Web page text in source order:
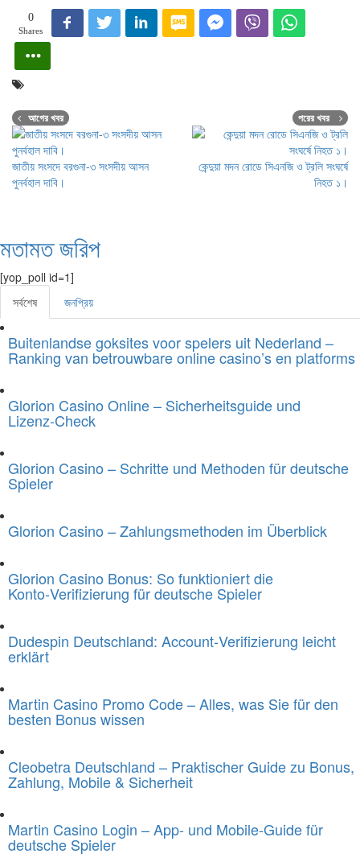
0
Shares
আগের খবর
জাতীয় সংসদে বরগুনা-৩ সংসদীয় আসন
পুনর্বহাল দাবি।
পরের খবর
কেন্দুয়া মদন রোডে সিএনজি ও ট্রলি সংঘর্ষে
নিহত ১।
মতামত জরিপ
[yop_poll id=1]
সর্বশেষ
জনপ্রিয়
Buitenlandse goksites voor spelers uit Nederland –
Ranking van betrouwbare online casino’s en platforms
Glorion Casino Online – Sicherheitsguide und
Lizenz‑Check
Glorion Casino – Schritte und Methoden für deutsche
Spieler
Glorion Casino – Zahlungsmethoden im Überblick
Glorion Casino Bonus: So funktioniert die
Konto‑Verifizierung für deutsche Spieler
Dudespin Deutschland: Account‑Verifizierung leicht
erklärt
Martin Casino Promo Code – Alles, was Sie für den
besten Bonus wissen
Cleobetra Deutschland – Praktischer Guide zu Bonus,
Zahlung, Mobile & Sicherheit
Martin Casino Login – App- und Mobile-Guide für
deutsche Spieler